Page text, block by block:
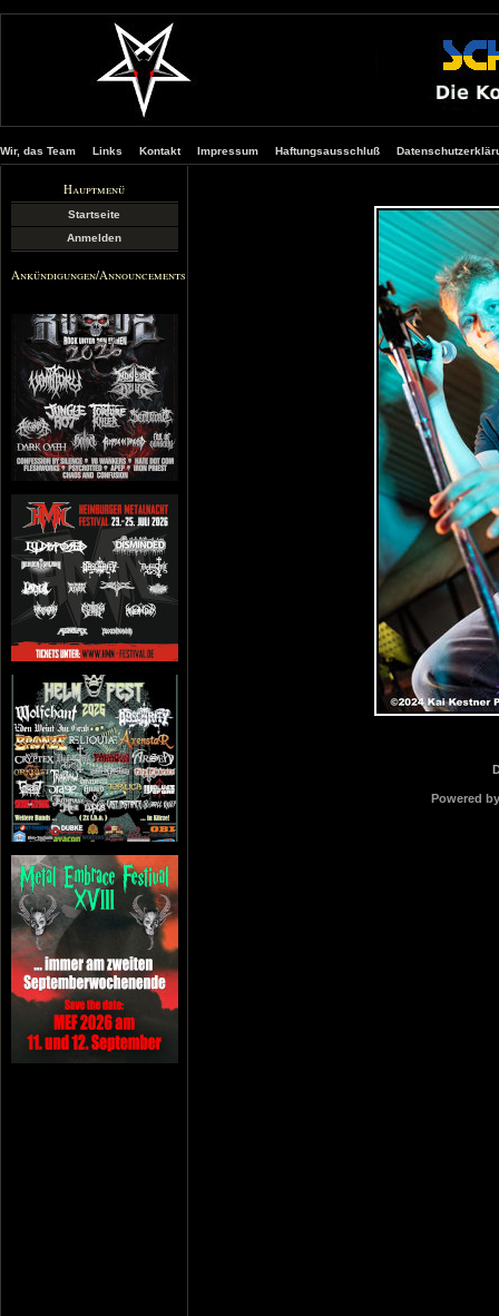
Wir, das Team Links Kontakt Impressum Haftungsausschluß
Hauptmenü
Startseite
Anmelden
Ankündigungen/Announcements
Powered